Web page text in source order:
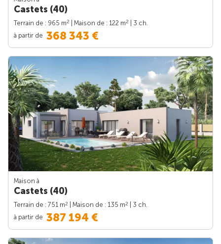
Castets (40)
Terrain de : 965 m2 | Maison de : 122 m2
| 3 ch.
à partir de 368 343 €
Maison à
Castets (40)
Terrain de : 751 m2 | Maison de : 135 m2
| 3 ch.
à partir de 387 194 €